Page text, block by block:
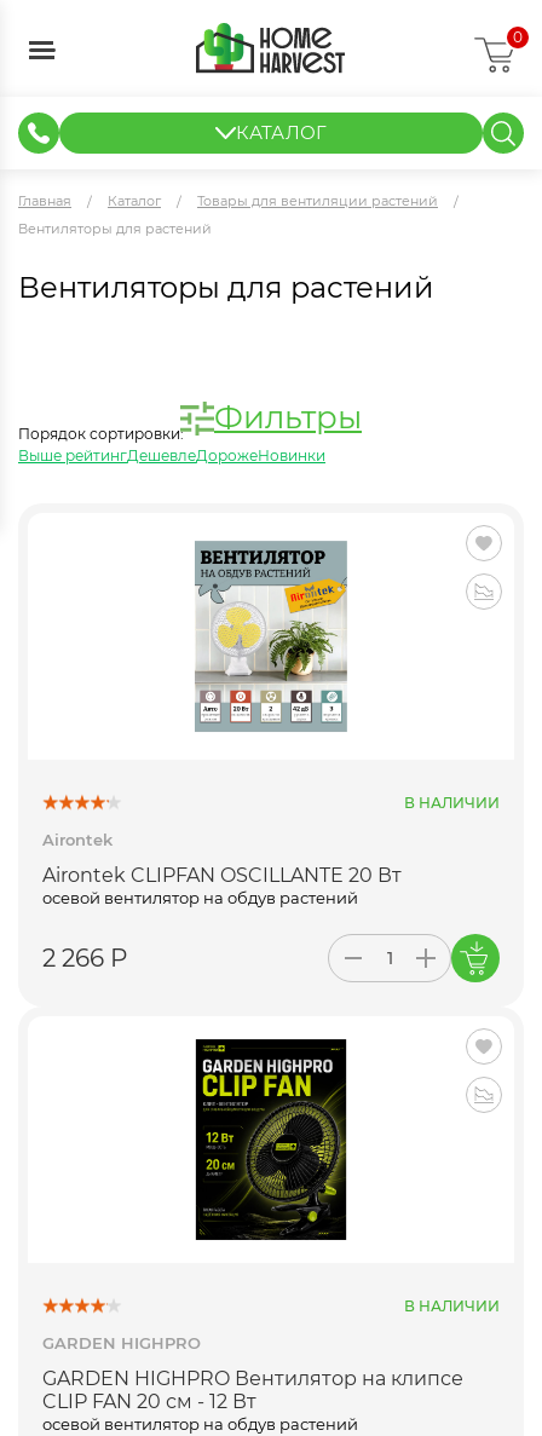
0
КАТАЛОГ
Главная Каталог
Товары для вентиляции растений
Вентиляторы для растений
Вентиляторы для растений
Фильтры
Порядок сортировки:
Выше рейтингДешевлеДорожеНовинки
В НАЛИЧИИ
Airontek
Airontek CLIPFAN OSCILLANTE 20 Вт
осевой вентилятор на обдув растений
2 266 Р
В НАЛИЧИИ
GARDEN HIGHPRO
GARDEN HIGHPRO Вентилятор на клипсе
CLIP FAN 20 см - 12 Вт
осевой вентилятор на обдув растений